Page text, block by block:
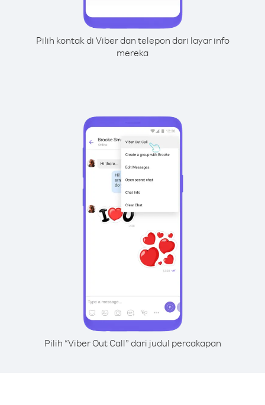
Pilih kontak di Viber dan telepon dari layar info
mereka
Pilih “Viber Out Call” dari judul percakapan